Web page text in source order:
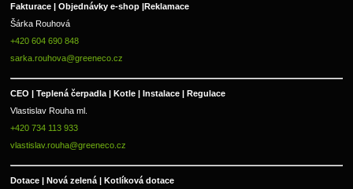
Fakturace | Objednávky e-shop |
Reklamace
Šárka Rouhová
+420 604 690 848
sarka.rouhova@greeneco.cz
CEO | Teplená čerpadla | Kotle | Instalace | Regulace
Vlastislav Rouha ml.
+420 734 113 933
vlastislav.rouha@greeneco.cz
Dotace | Nová zelená | Kotlíková dotace